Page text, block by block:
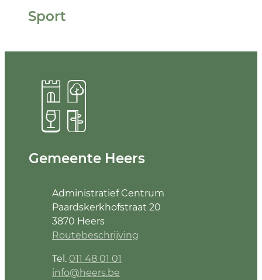
Sport
Contact & openingsuren
Gemeente Heers
AdresAdministratief Centrum
Paardskerkhofstraat 20
,3870 Heers
Routebeschrijving
011 48 01 01
E-mailinfo@heers.be